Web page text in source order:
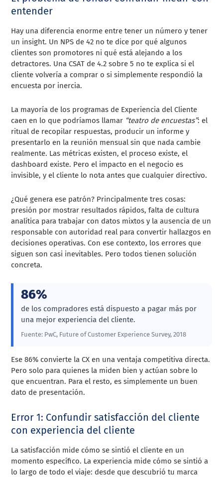
entender
Hay una diferencia enorme entre tener un número y tener
un insight. Un NPS de 42 no te dice por qué algunos
clientes son promotores ni qué está alejando a los
detractores. Una CSAT de 4.2 sobre 5 no te explica si el
cliente volvería a comprar o si simplemente respondió la
encuesta por inercia.
La mayoría de los programas de Experiencia del Cliente
caen en lo que podríamos llamar “teatro de encuestas”: el
ritual de recopilar respuestas, producir un informe y
presentarlo en la reunión mensual sin que nada cambie
realmente. Las métricas existen, el proceso existe, el
dashboard existe. Pero el impacto en el negocio es
invisible, y el cliente lo nota antes que cualquier directivo.
¿Qué genera ese patrón? Principalmente tres cosas:
presión por mostrar resultados rápidos, falta de cultura
analítica para trabajar con datos mixtos y la ausencia de un
responsable con autoridad real para convertir hallazgos en
decisiones operativas. Con ese contexto, los errores que
siguen son casi inevitables. Pero todos tienen solución
concreta.
86%
de los compradores está dispuesto a pagar más por
una mejor experiencia del cliente.
Fuente: PwC, Future of Customer Experience Survey, 2018
Ese 86% convierte la CX en una ventaja competitiva directa.
Pero solo para quienes la miden bien y actúan sobre lo
que encuentran. Para el resto, es simplemente un buen
dato de presentación.
Error 1: Confundir satisfacción del cliente
con experiencia del cliente
La satisfacción mide cómo se sintió el cliente en un
momento específico. La experiencia mide cómo se sintió a
lo largo de todo el viaje: desde que descubrió tu marca